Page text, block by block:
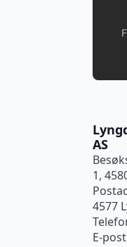
AS
1,
4577
E-